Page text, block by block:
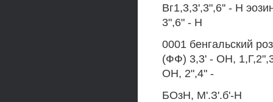
Вг1,3,3',3",6'' - Н
3",6" - Н
0001 бенгальский
(ФФ) 3,3' - ОН,
ОН, 2",4" -
БОзН, М'.З'.б'-Н